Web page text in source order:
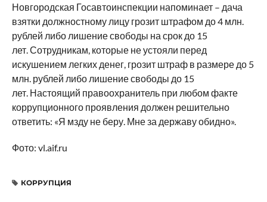
Новгородская Госавтоинспекции напоминает – дача
взятки должностному лицу грозит штрафом до 4 млн.
рублей либо лишение свободы на срок до 15
лет. Сотрудникам, которые не устояли перед
искушением легких денег, грозит штраф в размере до 5
млн. рублей либо лишение свободы до 15
лет. Настоящий правоохранитель при любом факте
коррупционного проявления должен решительно
ответить: «Я мзду не беру. Мне за державу обидно».
Фото: vl.aif.ru
КОРРУПЦИЯ